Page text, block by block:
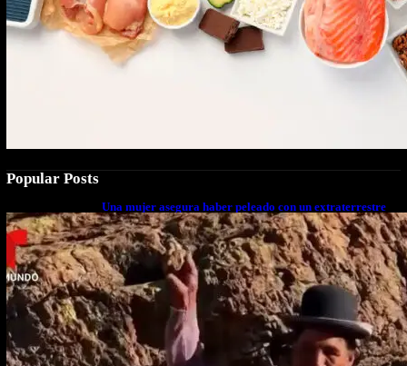
Popular Posts
Una mujer asegura haber peleado con un extraterrestre
cuerpo a cuerpo